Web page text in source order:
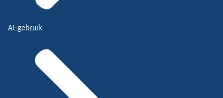
AI-gebruik